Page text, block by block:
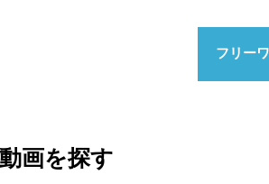
フリー
動画を探す